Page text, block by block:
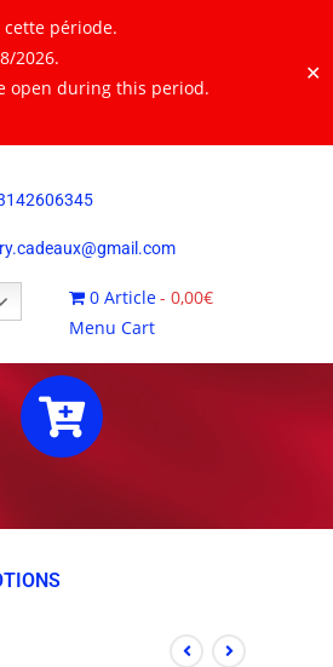
cette période.
2026.
open during this period.
✕
0 Article
0,00€
Menu Cart